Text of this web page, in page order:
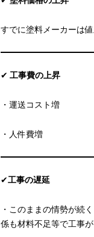
すでに塗料メーカーは
✔ 工事費の上昇
・運送コスト増
・人件費増
✔工事の遅延
・このままの情勢が続
係も材料不足等で工事